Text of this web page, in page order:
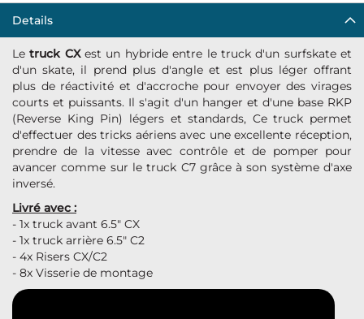
Details
Letruck CXest un hybride entre le truck d'un surfskate et
d'un skate, il prend plus d'angle et est plus léger offrant
plus de réactivité et d'accroche pour envoyer des virages
courts et puissants. Il s'agit d'un hanger et d'une base RKP
(Reverse King Pin) légers et standards, Ce truck permet
d'effectuer des tricks aériens avec une excellente réception,
prendre de la vitesse avec contrôle et de pomper pour
avancer comme sur le truck C7 grâce à son système d'axe
inversé.
Livré avec :
- 1x truck avant 6.5" CX
- 1x truck arrière 6.5" C2
- 4x Risers CX/C2
- 8x Visserie de montage